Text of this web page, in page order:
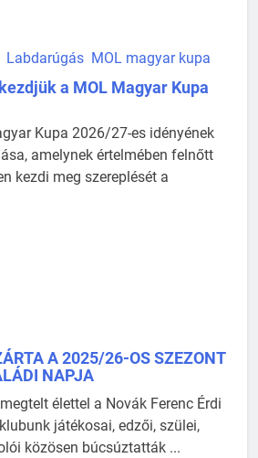
Labdarúgás MOL magyar kupa
a MOL Magyar Kupa
Kupa 2026/27-es idényének
amelynek értelmében felnőtt
kezdi meg szereplését a
A 2025/26-OS SZEZONT
NAPJA
élettel a Novák Ferenc Érdi
játékosai, edzői, szülei,
közösen búcsúztatták ...